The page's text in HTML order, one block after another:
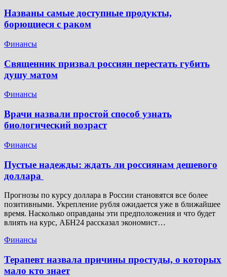
Названы самые доступные продукты,
борющиеся с раком
Финансы
Священник призвал россиян перестать губить
душу матом
Финансы
Врачи назвали простой способ узнать
биологический возраст
Финансы
Пустые надежды: ждать ли россиянам дешевого
доллара
Прогнозы по курсу доллара в России становятся все более
позитивными. Укрепление рубля ожидается уже в ближайшее
время. Насколько оправданы эти предположения и что будет
влиять на курс, АБН24 рассказал экономист…
Финансы
Терапевт назвала причины простуды, о которых
мало кто знает